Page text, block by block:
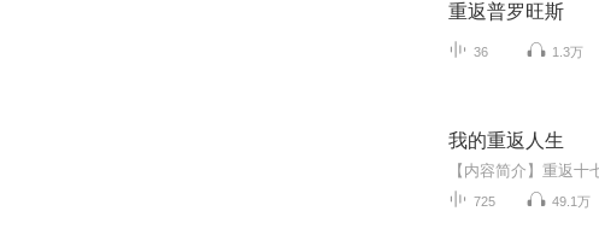
重返普罗旺斯
36 1.3万
我的重返人生
725 49.1万